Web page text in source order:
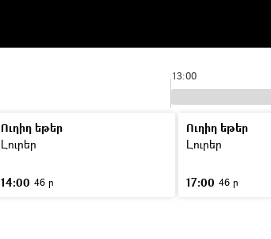
13:00
Ուղիղ եթեր
Լուրեր
14:00 46 ր
Ուղիղ եթեր
Լուրեր
17:00 46 ր